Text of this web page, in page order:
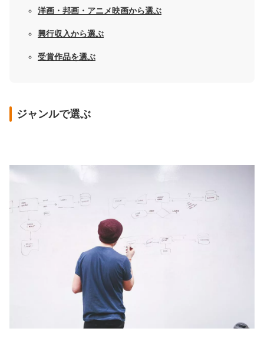
洋画・邦画・アニメ映画から選ぶ
興行収入から選ぶ
受賞作品を選ぶ
ジャンルで選ぶ